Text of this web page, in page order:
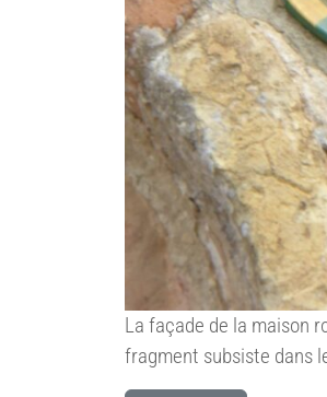
La façade de la maison
fragment subsiste dans